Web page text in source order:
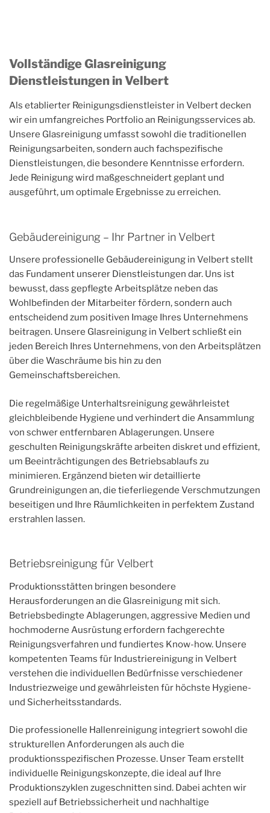
Vollständige Glasreinigung
Dienstleistungen in Velbert
Als etablierter Reinigungsdienstleister in Velbert decken
wir ein umfangreiches Portfolio an Reinigungsservices ab.
Unsere Glasreinigung umfasst sowohl die traditionellen
Reinigungsarbeiten, sondern auch fachspezifische
Dienstleistungen, die besondere Kenntnisse erfordern.
Jede Reinigung wird maßgeschneidert geplant und
ausgeführt, um optimale Ergebnisse zu erreichen.
Gebäudereinigung – Ihr Partner in Velbert
Unsere professionelle Gebäudereinigung in Velbert stellt
das Fundament unserer Dienstleistungen dar. Uns ist
bewusst, dass gepflegte Arbeitsplätze neben das
Wohlbefinden der Mitarbeiter fördern, sondern auch
entscheidend zum positiven Image Ihres Unternehmens
beitragen. Unsere Glasreinigung in Velbert schließt ein
jeden Bereich Ihres Unternehmens, von den Arbeitsplätzen
über die Waschräume bis hin zu den
Gemeinschaftsbereichen.
Die regelmäßige Unterhaltsreinigung gewährleistet
gleichbleibende Hygiene und verhindert die Ansammlung
von schwer entfernbaren Ablagerungen. Unsere
geschulten Reinigungskräfte arbeiten diskret und effizient,
um Beeinträchtigungen des Betriebsablaufs zu
minimieren. Ergänzend bieten wir detaillierte
Grundreinigungen an, die tieferliegende Verschmutzungen
beseitigen und Ihre Räumlichkeiten in perfektem Zustand
erstrahlen lassen.
Betriebsreinigung für Velbert
Produktionsstätten bringen besondere
Herausforderungen an die Glasreinigung mit sich.
Betriebsbedingte Ablagerungen, aggressive Medien und
hochmoderne Ausrüstung erfordern fachgerechte
Reinigungsverfahren und fundiertes Know-how. Unsere
kompetenten Teams für Industriereinigung in Velbert
verstehen die individuellen Bedürfnisse verschiedener
Industriezweige und gewährleisten für höchste Hygiene-
und Sicherheitsstandards.
Die professionelle Hallenreinigung integriert sowohl die
strukturellen Anforderungen als auch die
produktionsspezifischen Prozesse. Unser Team erstellt
individuelle Reinigungskonzepte, die ideal auf Ihre
Produktionszyklen zugeschnitten sind. Dabei achten wir
speziell auf Betriebssicherheit und nachhaltige